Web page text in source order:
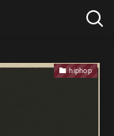
hiphop